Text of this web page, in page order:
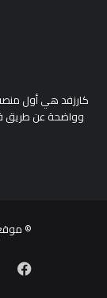
كارزفد هي أول
وواضحة عن طريق
©